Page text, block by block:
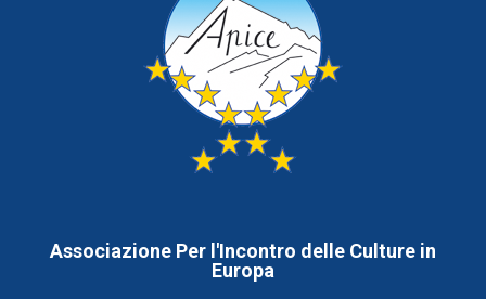
Associazione Per l'Incontro delle Culture in
Europa